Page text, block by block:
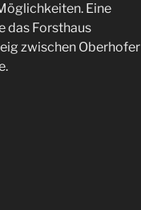
Eine
das Forsthaus
zwischen Oberhofer